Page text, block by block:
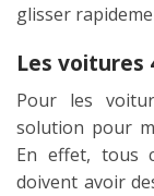
glisser
Les voitures
Pour les
solution pour
En effet, tous
doivent avoir